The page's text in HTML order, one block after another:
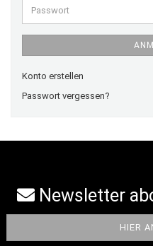
Passwort
Konto erstellen
Passwort vergessen?
Newsletter